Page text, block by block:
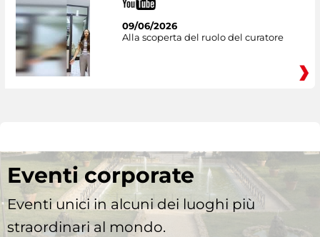
09/06/2026
Alla scoperta del ruolo del curatore
Eventi corporate
Eventi unici in alcuni dei luoghi più
straordinari al mondo.